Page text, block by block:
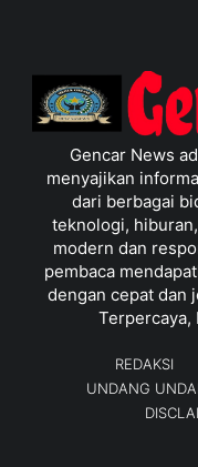
Gencar News
menyajikan
dari berbagai
teknologi,
modern dan
pembaca
dengan cepat dan
Terpercaya,
REDAKSI
UNDANG